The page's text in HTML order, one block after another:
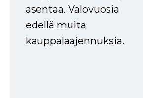
asentaa. Valovuosia
edellä muita
kauppalaajennuksia.